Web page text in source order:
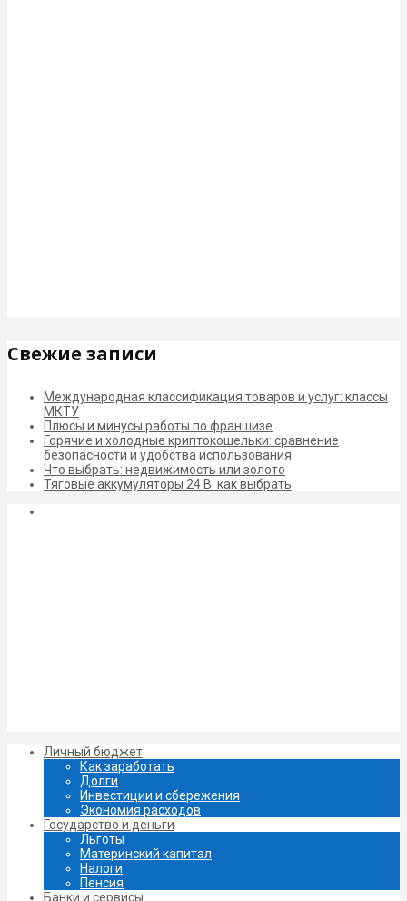
Свежие записи
Международная классификация товаров и услуг: классы
МКТУ
Плюсы и минусы работы по франшизе
Горячие и холодные криптокошельки: сравнение
безопасности и удобства использования.
Что выбрать: недвижимость или золото
Тяговые аккумуляторы 24 В: как выбрать
Личный бюджет
Как заработать
Долги
Инвестиции и сбережения
Экономия расходов
Государство и деньги
Льготы
Материнский капитал
Налоги
Пенсия
Банки и сервисы